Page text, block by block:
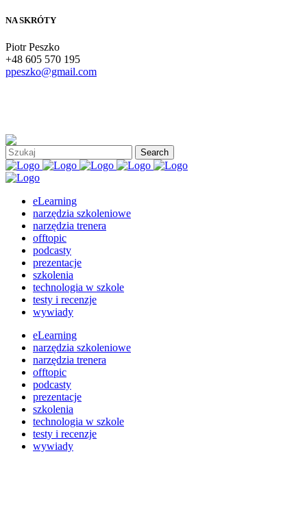
NA SKRÓTY
Piotr Peszko
+48 605 570 195
ppeszko@gmail.com
eLearning
narzędzia szkoleniowe
narzędzia trenera
offtopic
podcasty
prezentacje
szkolenia
technologia w szkole
testy i recenzje
wywiady
eLearning
narzędzia szkoleniowe
narzędzia trenera
offtopic
podcasty
prezentacje
szkolenia
technologia w szkole
testy i recenzje
wywiady